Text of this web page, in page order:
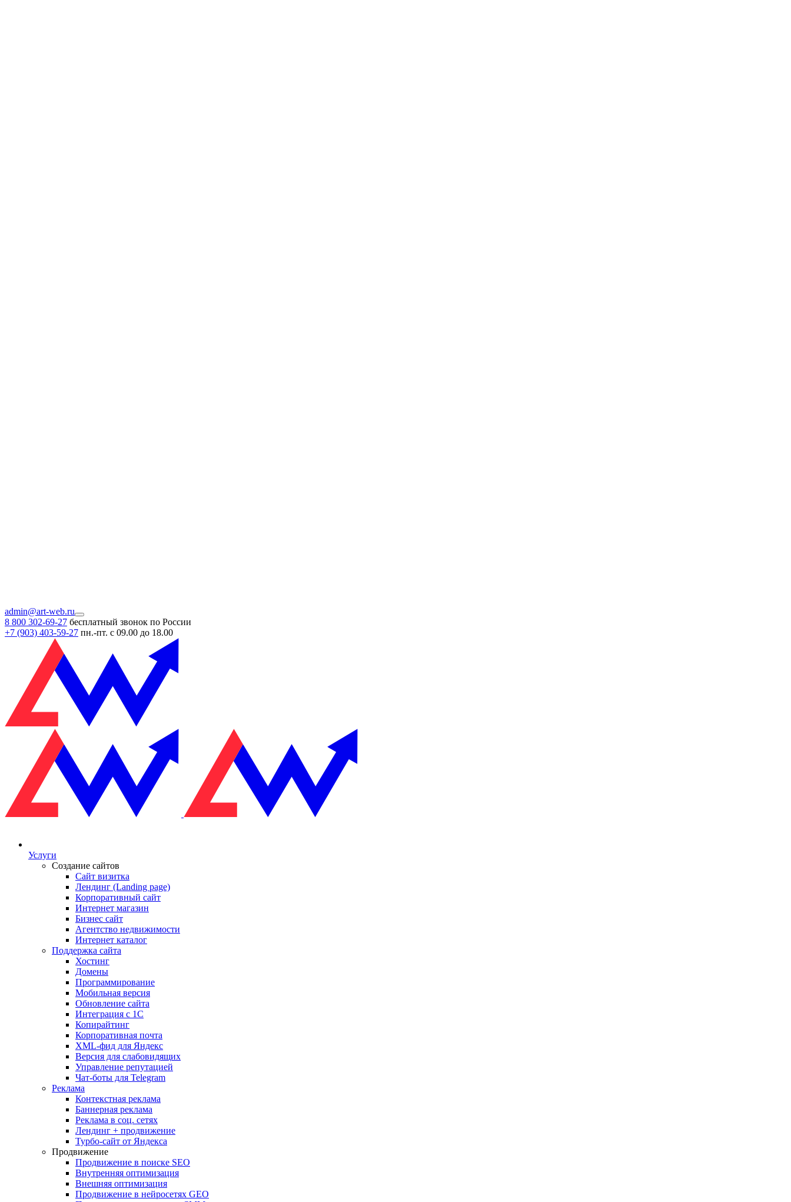
admin@art-web.ru
8 800 302-69-27 бесплатный звонок по России
+7 (903) 403-59-27 пн.-пт. с 09.00 до 18.00
Услуги
Создание сайтов
Сайт визитка
Лендинг (Landing page)
Корпоративный сайт
Интернет магазин
Бизнес сайт
Агентство недвижимости
Интернет каталог
Поддержка сайта
Хостинг
Домены
Программирование
Мобильная версия
Обновление сайта
Интеграция с 1С
Копирайтинг
Корпоративная почта
XML-фид для Яндекс
Версия для слабовидящих
Управление репутацией
Чат-боты для Telegram
Реклама
Контекстная реклама
Баннерная реклама
Реклама в соц. сетях
Лендинг + продвижение
Турбо-сайт от Яндекса
Продвижение
Продвижение в поиске SEO
Внутренняя оптимизация
Внешняя оптимизация
Продвижение в нейросетях GEO